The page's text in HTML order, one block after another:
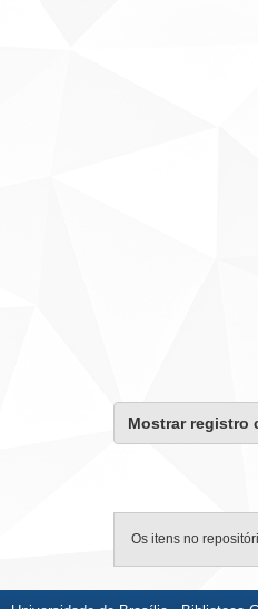
Mostrar registro
Os itens no